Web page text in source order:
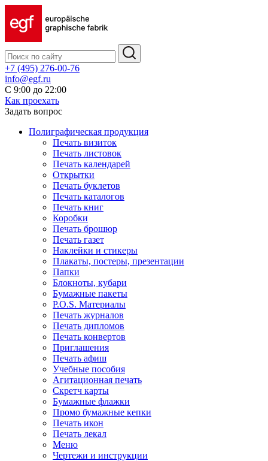
+7 (495) 276-00-76
info@egf.ru
С 9:00 до 22:00
Как проехать
Задать вопрос
Полиграфическая продукция
Печать визиток
Печать листовок
Печать календарей
Открытки
Печать буклетов
Печать каталогов
Печать книг
Коробки
Печать брошюр
Печать газет
Наклейки и стикеры
Плакаты, постеры, презентации
Папки
Блокноты, кубари
Бумажные пакеты
P.O.S. Материалы
Печать журналов
Печать дипломов
Печать конвертов
Приглашения
Печать афиш
Учебные пособия
Агитационная печать
Скретч карты
Бумажные флажки
Промо бумажные кепки
Печать икон
Печать лекал
Меню
Чертежи и инструкции